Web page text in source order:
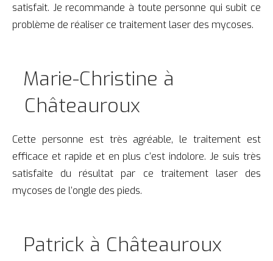
satisfait. Je recommande à toute personne qui subit ce
problème de réaliser ce traitement laser des mycoses.
Marie-Christine à
Châteauroux
Cette personne est très agréable, le traitement est
efficace et rapide et en plus c’est indolore. Je suis très
satisfaite du résultat par ce traitement laser des
mycoses de l’ongle des pieds.
Patrick à Châteauroux